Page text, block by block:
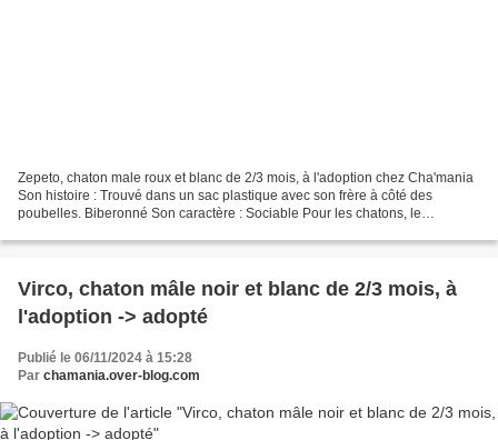
Zepeto, chaton male roux et blanc de 2/3 mois, à l'adoption chez Cha'mania
Son histoire : Trouvé dans un sac plastique avec son frère à côté des
poubelles. Biberonné Son caractère : Sociable Pour les chatons, le
Virco, chaton mâle noir et blanc de 2/3 mois, à
l'adoption -> adopté
Publié le 06/11/2024 à 15:28
Par chamania.over-blog.com